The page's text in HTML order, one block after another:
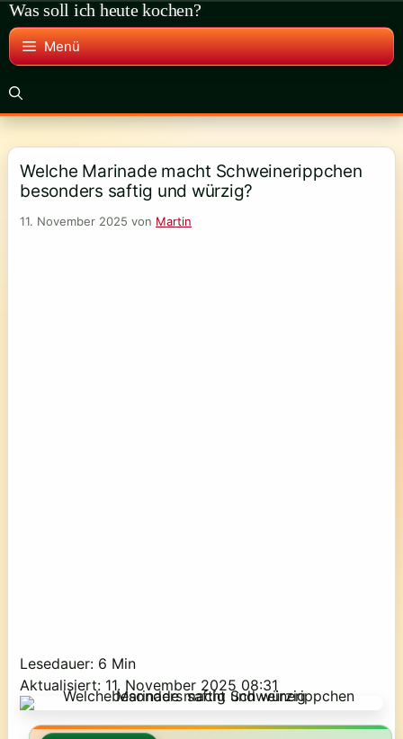
Zum
Inhalt
springen
Was soll ich heute kochen?
Menü
Welche Marinade macht Schweinerippchen
besonders saftig und würzig?
11. November 2025 von Martin
Lesedauer: 6 Min
Aktualisiert: 11. November 2025 08:31